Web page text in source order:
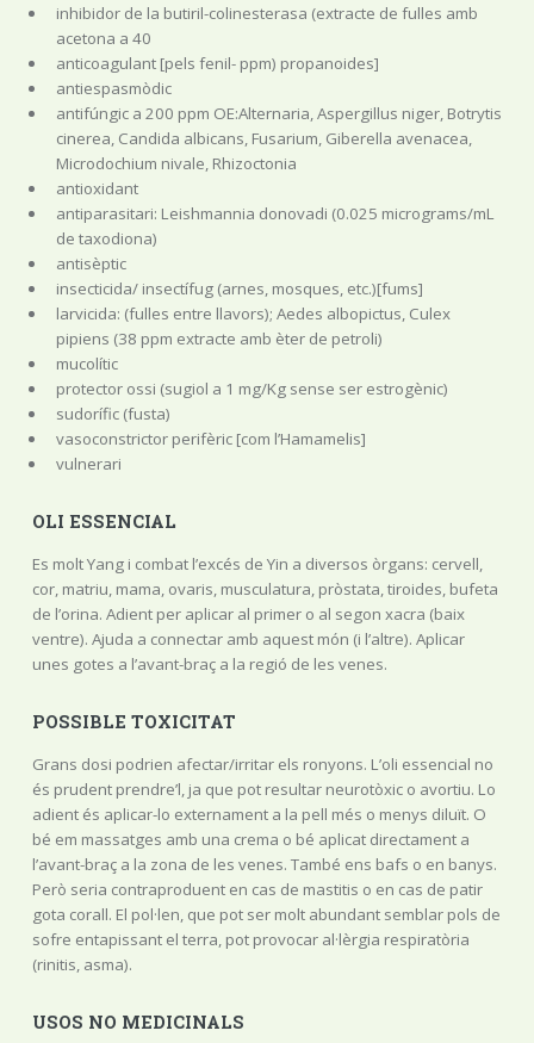
inhibidor de la butiril-colinesterasa (extracte de fulles amb
acetona a 40
anticoagulant [pels fenil- ppm) propanoides]
antiespasmòdic
antifúngic a 200 ppm OE:Alternaria, Aspergillus niger, Botrytis
cinerea, Candida albicans, Fusarium, Giberella avenacea,
Microdochium nivale, Rhizoctonia
antioxidant
antiparasitari: Leishmannia donovadi (0.025 micrograms/mL
de taxodiona)
antisèptic
insecticida/ insectífug (arnes, mosques, etc.)[fums]
larvicida: (fulles entre llavors); Aedes albopictus, Culex
pipiens (38 ppm extracte amb èter de petroli)
mucolític
protector ossi (sugiol a 1 mg/Kg sense ser estrogènic)
sudorífic (fusta)
vasoconstrictor perifèric [com l’Hamamelis]
vulnerari
OLI ESSENCIAL
Es molt Yang i combat l’excés de Yin a diversos òrgans: cervell,
cor, matriu, mama, ovaris, musculatura, pròstata, tiroides, bufeta
de l’orina. Adient per aplicar al primer o al segon xacra (baix
ventre). Ajuda a connectar amb aquest món (i l’altre). Aplicar
unes gotes a l’avant-braç a la regió de les venes.
POSSIBLE TOXICITAT
Grans dosi podrien afectar/irritar els ronyons. L’oli essencial no
és prudent prendre’l, ja que pot resultar neurotòxic o avortiu. Lo
adient és aplicar-lo externament a la pell més o menys diluït. O
bé em massatges amb una crema o bé aplicat directament a
l’avant-braç a la zona de les venes. També ens bafs o en banys.
Però seria contraproduent en cas de mastitis o en cas de patir
gota corall. El pol·len, que pot ser molt abundant semblar pols de
sofre entapissant el terra, pot provocar al·lèrgia respiratòria
(rinitis, asma).
USOS NO MEDICINALS